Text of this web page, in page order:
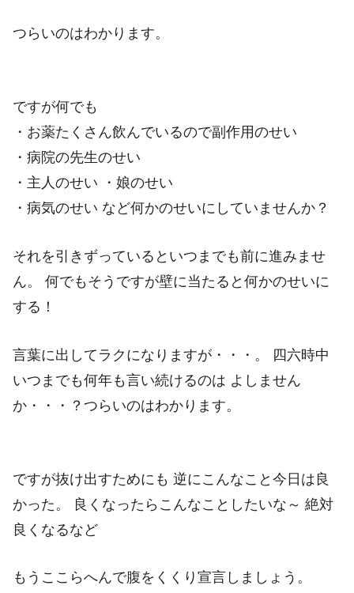
つらいのはわかります。
ですが何でも
・お薬たくさん飲んでいるので副作用のせい
・病院の先生のせい
・主人のせい ・娘のせい
・病気のせい など何かのせいにしていませんか？
それを引きずっているといつまでも前に進みませ
ん。 何でもそうですが壁に当たると何かのせいに
する！
言葉に出してラクになりますが・・・。 四六時中
いつまでも何年も言い続けるのは よしません
か・・・？つらいのはわかります。
ですが抜け出すためにも 逆にこんなこと今日は良
かった。 良くなったらこんなことしたいな～ 絶対
良くなるなど
もうここらへんで腹をくくり宣言しましょう。